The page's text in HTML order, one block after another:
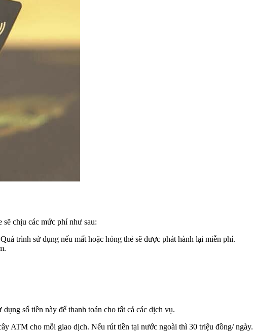
chịu các mức phí như sau:
trình sử dụng nếu mất hoặc hỏng thẻ sẽ được phát hành lại miễn phí.
số tiền này để thanh toán cho tất cả các dịch vụ.
ATM cho mỗi giao dịch. Nếu rút tiền tại nước ngoài thì 30 triệu đồng/ ngày.